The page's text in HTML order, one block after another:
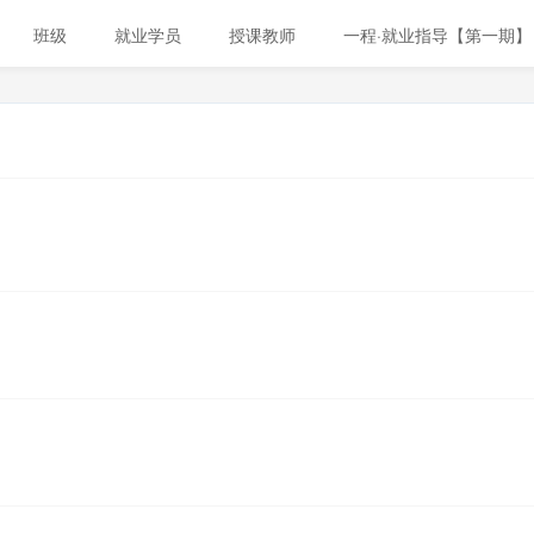
班级 就业学员 授课教师 一程·就业指导【第一期】